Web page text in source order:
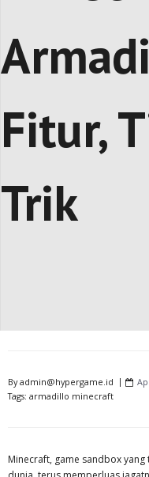
Fitur,
Trik
Byadmin@hypergame.id
Tags: armadillo minecraft
Minecraft, game sandbox